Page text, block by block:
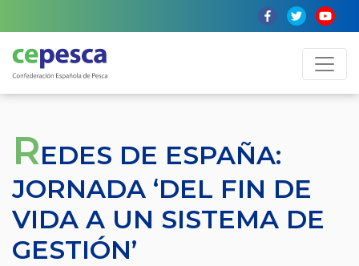
REDES DE ESPAÑA:
JORNADA ‘DEL FIN DE
VIDA A UN SISTEMA DE
GESTIÓN’